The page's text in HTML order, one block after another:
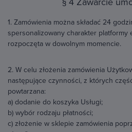
1. Zamówienia można składać 24
spersonalizowany charakter platformy
rozpoczęta w dowolnym momencie.
2. W celu złożenia zamówienia
następujące czynności, z których
powtarzana:
a) dodanie do koszyka Usługi;
b) wybór rodzaju płatności;
c) złożenie w sklepie zamówienia